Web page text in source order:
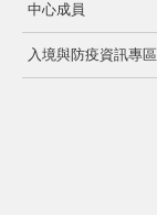
中心成員
入境與防疫資訊專區